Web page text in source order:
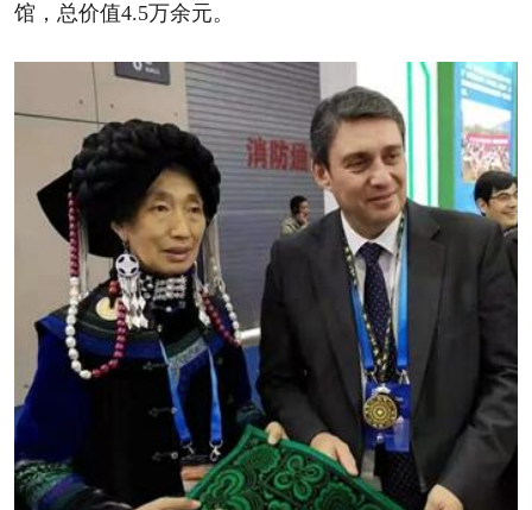
馆，总价值4.5万余元。